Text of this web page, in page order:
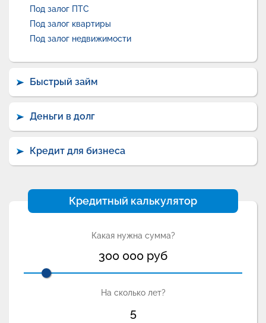
Под залог ПТС
Под залог квартиры
Под залог недвижимости
Быстрый займ
Деньги в долг
Кредит для бизнеса
Кредитный калькулятор
Какая нужна сумма?
300 000 руб
На сколько лет?
5